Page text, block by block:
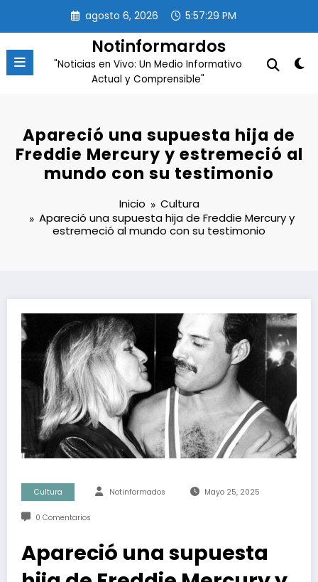
contenido
agosto 6, 2026 5:57:30 PM
Notinformardos
"Noticias en Vivo: Un Medio Informativo
Actual y Comprensible"
Apareció una supuesta hija de
Freddie Mercury y estremeció al
mundo con su testimonio
Inicio
Cultura
Apareció una supuesta hija de Freddie Mercury y
estremeció al mundo con su testimonio
Cultura Notinformados Mayo 25, 2025
0 Comentarios
Apareció una supuesta